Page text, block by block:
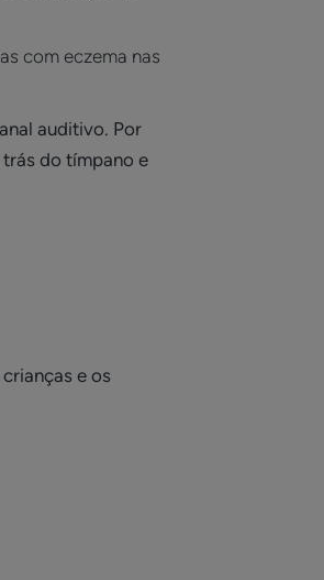
com eczema nas
auditivo. Por
do tímpano e
e os